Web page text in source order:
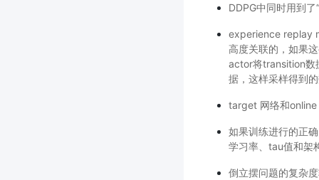
DDPG中同时用到了
experience replay
高度关联的，如果
actor将transition数
据，这样采样得到
target 网络和online
如果训练进行的正
学习率、tau值和架
倒立摆问题的复杂